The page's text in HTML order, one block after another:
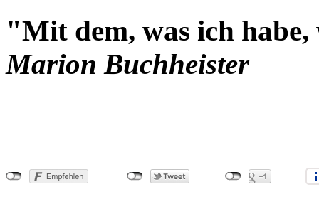
"Mit dem, was ich
Marion Buchheister